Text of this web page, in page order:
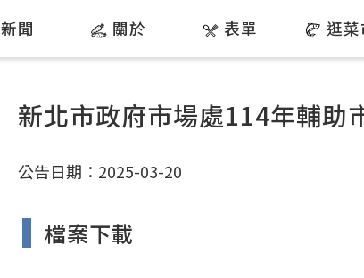
新聞 關於 表單 逛菜
:::新北市政府市場處114年輔助
公告日期：2025-03-20
檔案下載